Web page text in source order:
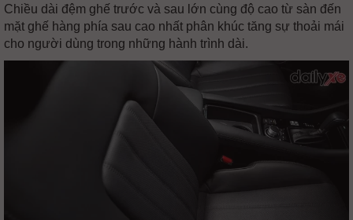
Chiều dài đệm ghế trước và sau lớn cùng độ cao từ sàn đến
mặt ghế hàng phía sau cao nhất phân khúc tăng sự thoải mái
cho người dùng trong những hành trình dài.